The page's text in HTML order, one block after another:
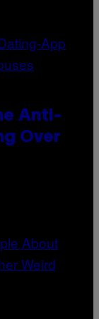
Anti-
Over